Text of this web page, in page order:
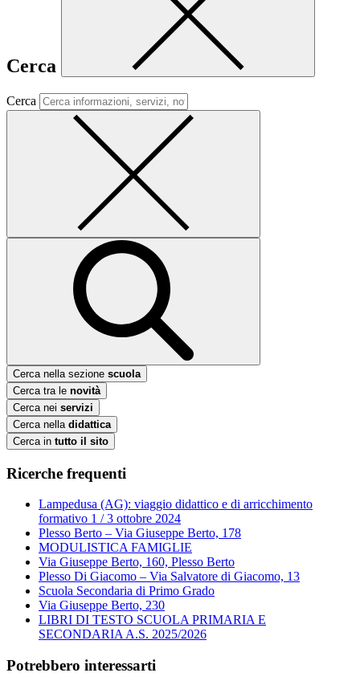
Cerca
Cerca
Cerca nella sezione scuola
Cerca tra le novità
Cerca nei servizi
Cerca nella didattica
Cerca in tutto il sito
Ricerche frequenti
Lampedusa (AG): viaggio didattico e di arricchimento
formativo 1 / 3 ottobre 2024
Plesso Berto – Via Giuseppe Berto, 178
MODULISTICA FAMIGLIE
Via Giuseppe Berto, 160, Plesso Berto
Plesso Di Giacomo – Via Salvatore di Giacomo, 13
Scuola Secondaria di Primo Grado
Via Giuseppe Berto, 230
LIBRI DI TESTO SCUOLA PRIMARIA E
SECONDARIA A.S. 2025/2026
Potrebbero interessarti